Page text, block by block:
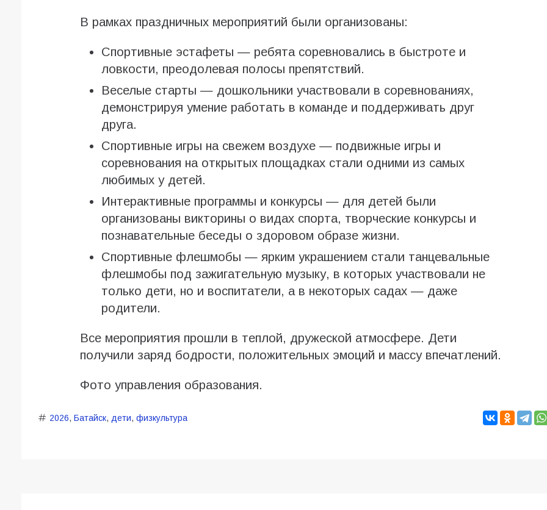
В рамках праздничных мероприятий были организованы:
Спортивные эстафеты — ребята соревновались в быстроте и
ловкости, преодолевая полосы препятствий.
Веселые старты — дошкольники участвовали в соревнованиях,
демонстрируя умение работать в команде и поддерживать друг
друга.
Спортивные игры на свежем воздухе — подвижные игры и
соревнования на открытых площадках стали одними из самых
любимых у детей.
Интерактивные программы и конкурсы — для детей были
организованы викторины о видах спорта, творческие конкурсы и
познавательные беседы о здоровом образе жизни.
Спортивные флешмобы — ярким украшением стали танцевальные
флешмобы под зажигательную музыку, в которых участвовали не
только дети, но и воспитатели, а в некоторых садах — даже
родители.
Все мероприятия прошли в теплой, дружеской атмосфере. Дети
получили заряд бодрости, положительных эмоций и массу впечатлений.
Фото управления образования.
2026, Батайск, дети, физкультура